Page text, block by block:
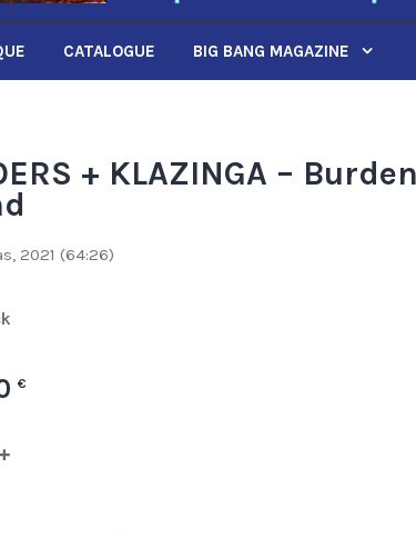
CATALOGUE BIG BANG MAGAZINE
+ KLAZINGA –
2021 (64:26)
€